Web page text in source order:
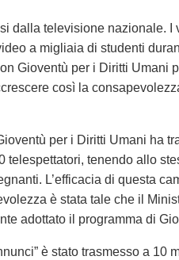
dalla televisione nazionale. I
a migliaia di studenti
Gioventù per i Diritti Umani
così la
per i Diritti Umani ha
telespettatori, tenendo allo
L’efficacia di questa
è stata tale che il
adottato il programma di
è stato trasmesso a 10